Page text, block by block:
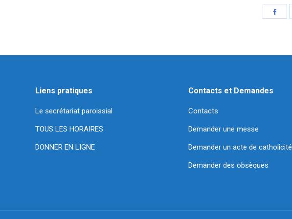
Liens pratiques
Le secrétariat paroissial
TOUS LES HORAIRES
DONNER EN LIGNE
Contacts et Demandes
Contacts
Demander une messe
Demander un acte de catholicité
Demander des obsèques